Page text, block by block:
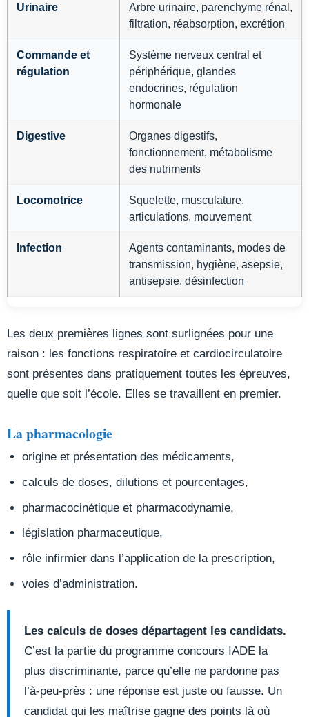
Urinaire
Arbre urinaire, parenchyme rénal,
filtration, réabsorption, excrétion
Commande et
régulation
Système nerveux central et
périphérique, glandes
endocrines, régulation
hormonale
Digestive
Organes digestifs,
fonctionnement, métabolisme
des nutriments
Locomotrice
Squelette, musculature,
articulations, mouvement
Infection
Agents contaminants, modes de
transmission, hygiène, asepsie,
antisepsie, désinfection
Les deux premières lignes sont surlignées pour une
raison : les fonctions respiratoire et cardiocirculatoire
sont présentes dans pratiquement toutes les épreuves,
quelle que soit l’école. Elles se travaillent en premier.
La pharmacologie
origine et présentation des médicaments,
calculs de doses, dilutions et pourcentages,
pharmacocinétique et pharmacodynamie,
législation pharmaceutique,
rôle infirmier dans l’application de la prescription,
voies d’administration.
Les calculs de doses départagent les candidats.
C’est la partie du programme concours IADE la
plus discriminante, parce qu’elle ne pardonne pas
l’à-peu-près : une réponse est juste ou fausse. Un
candidat qui les maîtrise gagne des points là où